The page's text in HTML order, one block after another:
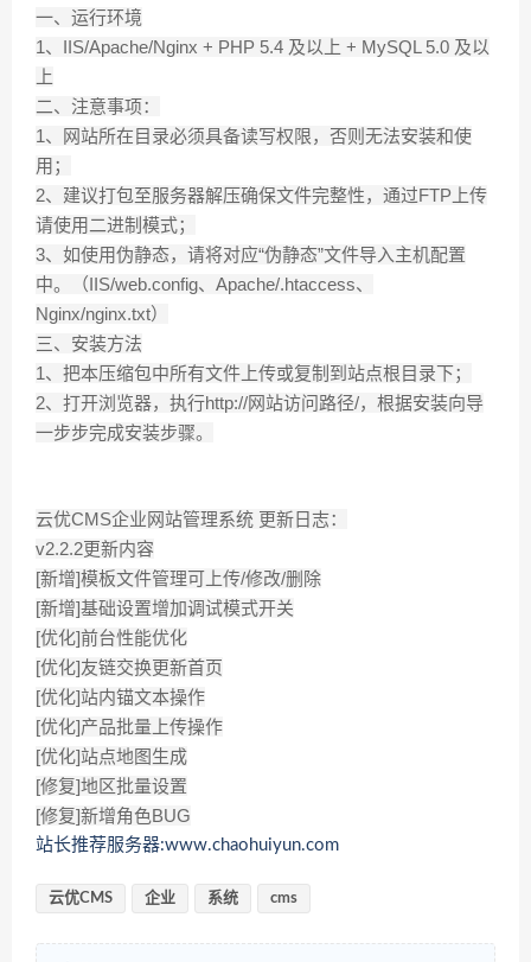
一、运行环境
1、IIS/Apache/Nginx + PHP 5.4 及以上 + MySQL 5.0 及以
上
二、注意事项：
1、网站所在目录必须具备读写权限，否则无法安装和使
用；
2、建议打包至服务器解压确保文件完整性，通过FTP上传
请使用二进制模式；
3、如使用伪静态，请将对应“伪静态”文件导入主机配置
中。（IIS/web.config、Apache/.htaccess、
Nginx/nginx.txt）
三、安装方法
1、把本压缩包中所有文件上传或复制到站点根目录下；
2、打开浏览器，执行http://网站访问路径/，根据安装向导
一步步完成安装步骤。
云优CMS企业网站管理系统 更新日志：
v2.2.2更新内容
[新增]模板文件管理可上传/修改/删除
[新增]基础设置增加调试模式开关
[优化]前台性能优化
[优化]友链交换更新首页
[优化]站内锚文本操作
[优化]产品批量上传操作
[优化]站点地图生成
[修复]地区批量设置
[修复]新增角色BUG
站长推荐服务器:www.chaohuiyun.com
云优CMS 企业 系统 cms